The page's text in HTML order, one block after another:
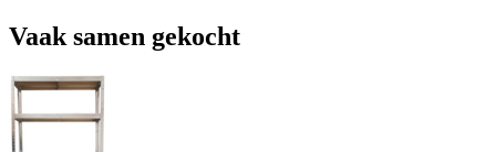
Vaak samen gekocht